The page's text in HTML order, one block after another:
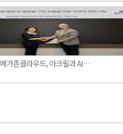
메가존클라우드, 아크릴과 AI…